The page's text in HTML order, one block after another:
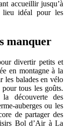
accueillir jusqu’à
lieu idéal pour les
manquer
divertir petits et
en montagne à la
les balades en vélo
tous les goûts.
découverte des
auberges ou les
de partager des
Bol d’Air à La